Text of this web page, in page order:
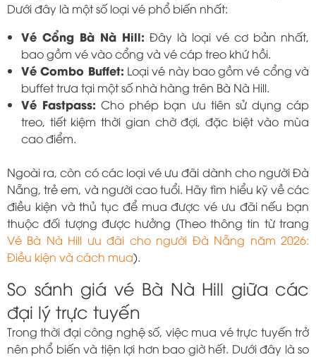
Dưới đây là một số loại vé phổ biến nhất:
Vé Cổng Bà Nà Hill: Đây là loại vé cơ bản nhất,
bao gồm vé vào cổng và vé cáp treo khứ hồi.
Vé Combo Buffet: Loại vé này bao gồm vé cổng và
buffet trưa tại một số nhà hàng trên Bà Nà Hill.
Vé Fastpass: Cho phép bạn ưu tiên sử dụng cáp
treo, tiết kiệm thời gian chờ đợi, đặc biệt vào mùa
cao điểm.
Ngoài ra, còn có các loại vé ưu đãi dành cho người Đà
Nẵng, trẻ em, và người cao tuổi. Hãy tìm hiểu kỹ về các
điều kiện và thủ tục để mua được vé ưu đãi nếu bạn
thuộc đối tượng được hưởng (Theo thông tin từ trang
Vé Bà Nà Hill ưu đãi cho người Đà Nẵng năm 2026:
Điều kiện và cách mua).
So sánh giá vé Bà Nà Hill giữa các
đại lý trực tuyến
Trong thời đại công nghệ số, việc mua vé trực tuyến trở
nên phổ biến và tiện lợi hơn bao giờ hết. Dưới đây là so